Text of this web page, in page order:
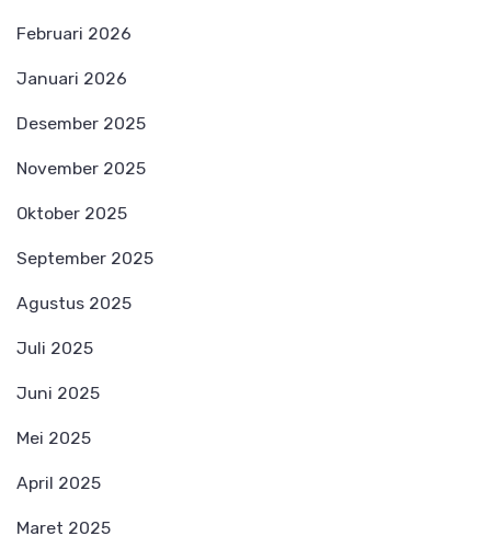
Februari 2026
Januari 2026
Desember 2025
November 2025
Oktober 2025
September 2025
Agustus 2025
Juli 2025
Juni 2025
Mei 2025
April 2025
Maret 2025